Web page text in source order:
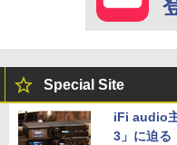
Special Site
iFi audio
3」に迫る